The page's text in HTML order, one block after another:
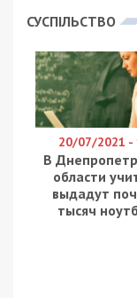
У Чехії працює
медичного
та іноземців,
Українці, які
мають право
рамках
страхування,
випадки, а
на ліки. Тому
які не мають